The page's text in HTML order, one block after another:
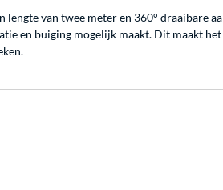
van twee meter en 360° draaibare
en buiging mogelijk maakt. Dit maakt